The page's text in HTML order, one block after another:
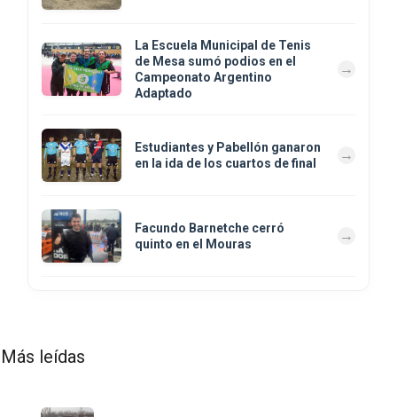
La Escuela Municipal de Tenis
de Mesa sumó podios en el
Campeonato Argentino
Adaptado
Estudiantes y Pabellón ganaron
en la ida de los cuartos de final
Facundo Barnetche cerró
quinto en el Mouras
Más leídas